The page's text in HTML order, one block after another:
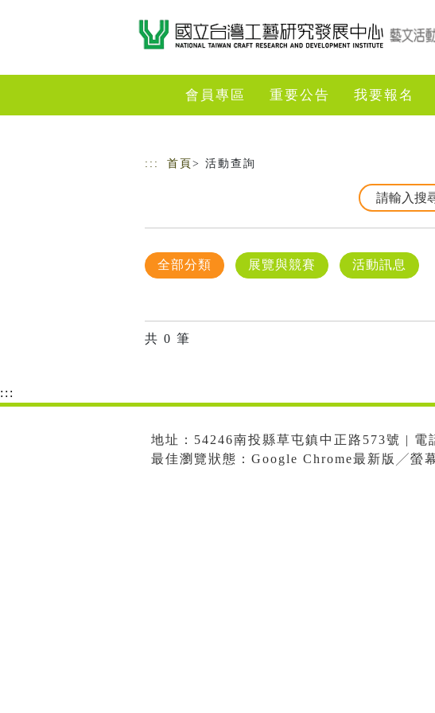
會員專區 重要公告 我要報名
::: 首頁 > 活動查詢
全部分類 展覽與競賽 活動訊息
共 0 筆
:::
地址：54246南投縣草屯鎮中正路573號 | 電
最佳瀏覽狀態：Google Chrome最新版╱螢